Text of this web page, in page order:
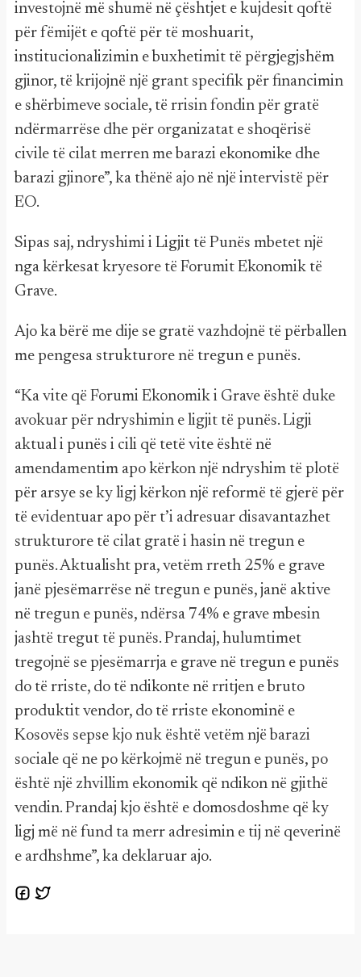
investojnë më shumë në çështjet e kujdesit qoftë
për fëmijët e qoftë për të moshuarit,
institucionalizimin e buxhetimit të përgjegjshëm
gjinor, të krijojnë një grant specifik për financimin
e shërbimeve sociale, të rrisin fondin për gratë
ndërmarrëse dhe për organizatat e shoqërisë
civile të cilat merren me barazi ekonomike dhe
barazi gjinore”, ka thënë ajo në një intervistë për
EO.
Sipas saj, ndryshimi i Ligjit të Punës mbetet një
nga kërkesat kryesore të Forumit Ekonomik të
Grave.
Ajo ka bërë me dije se gratë vazhdojnë të përballen
me pengesa strukturore në tregun e punës.
“Ka vite që Forumi Ekonomik i Grave është duke
avokuar për ndryshimin e ligjit të punës. Ligji
aktual i punës i cili që tetë vite është në
amendamentim apo kërkon një ndryshim të plotë
për arsye se ky ligj kërkon një reformë të gjerë për
të evidentuar apo për t’i adresuar disavantazhet
strukturore të cilat gratë i hasin në tregun e
punës. Aktualisht pra, vetëm rreth 25% e grave
janë pjesëmarrëse në tregun e punës, janë aktive
në tregun e punës, ndërsa 74% e grave mbesin
jashtë tregut të punës. Prandaj, hulumtimet
tregojnë se pjesëmarrja e grave në tregun e punës
do të rriste, do të ndikonte në rritjen e bruto
produktit vendor, do të rriste ekonominë e
Kosovës sepse kjo nuk është vetëm një barazi
sociale që ne po kërkojmë në tregun e punës, po
është një zhvillim ekonomik që ndikon në gjithë
vendin. Prandaj kjo është e domosdoshme që ky
ligj më në fund ta merr adresimin e tij në qeverinë
e ardhshme”, ka deklaruar ajo.